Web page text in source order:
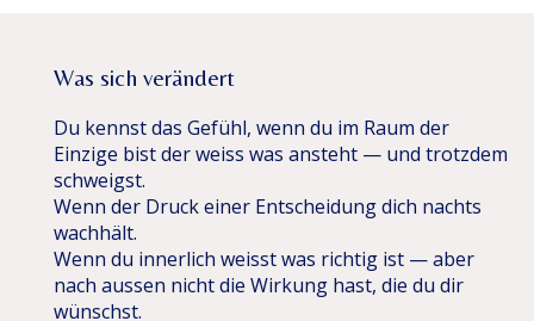
Was sich verändert
Du kennst das Gefühl, wenn du im Raum der
Einzige bist der weiss was ansteht — und trotzdem
schweigst.
Wenn der Druck einer Entscheidung dich nachts
wachhält.
Wenn du innerlich weisst was richtig ist — aber
nach aussen nicht die Wirkung hast, die du dir
wünschst.